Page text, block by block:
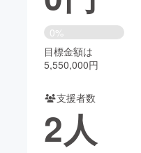
チャレンジ
CAMPFIRE Creation
コミュニティ
0%
目標金額は
5,550,000円
支援者数
2人